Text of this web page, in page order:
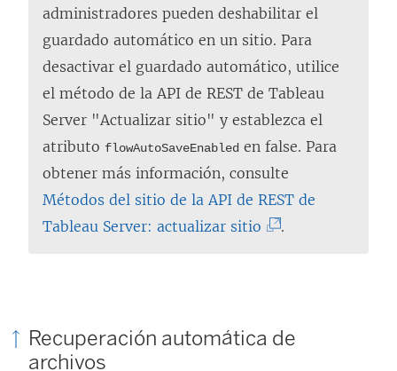
a
c
e
s
e
a
b
r
e
administradores pueden deshabilitar el
guardado automático en un sitio. Para
desactivar el guardado automático, utilice
el método de la API de REST de Tableau
Server "Actualizar sitio" y establezca el
atributo flowAutoSaveEnabled en false. Para
obtener más información, consulte
Métodos del sitio de la API de REST de
Tableau Server: actualizar sitio
n
.
Recuperación automática de
archivos